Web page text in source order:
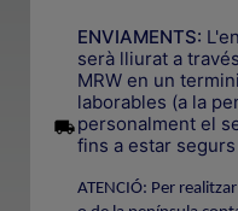
ENVIAMENTS:
serà lliurat a
MRW en un
laborables (a la
personalment el
fins a estar
ATENCIÓ: Per